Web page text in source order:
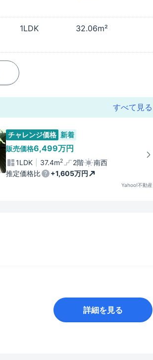
1LDK
32.06m²
すべて見る
チャレンジ価格 新着
販売価格6,499万円
1LDK 37.4m2 2階
南西
推定価格比
+1,605万円
Yahoo!不動産
詳細を見る